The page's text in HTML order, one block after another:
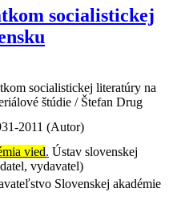
socialistickej
socialistickej literatúry na
štúdie / Štefan Drug
2011 (Autor)
vied. Ústav slovenskej
vydavatel)
Slovenskej akadémie